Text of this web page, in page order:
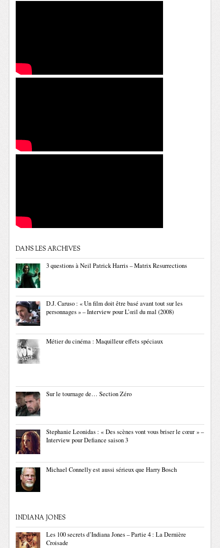
DANS LES ARCHIVES
3 questions à Neil Patrick Harris – Matrix Resurrections
D.J. Caruso : « Un film doit être basé avant tout sur les
personnages » – Interview pour L’œil du mal (2008)
Métier du cinéma : Maquilleur effets spéciaux
Sur le tournage de… Section Zéro
Stephanie Leonidas : « Des scènes vont vous briser le cœur » –
Interview pour Defiance saison 3
Michael Connelly est aussi sérieux que Harry Bosch
INDIANA JONES
Les 100 secrets d’Indiana Jones – Partie 4 : La Dernière
Croisade